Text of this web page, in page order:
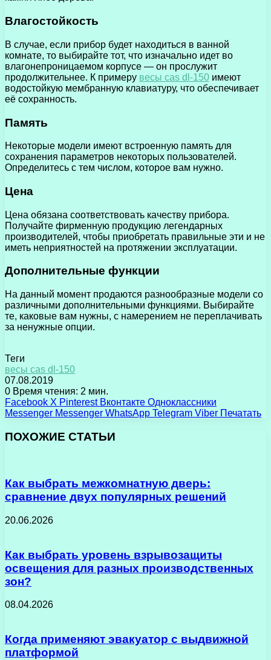
Влагостойкость
В случае, если прибор будет находиться в ванной
комнате, то выбирайте тот, что изначально идет во
влагонепроницаемом корпусе — он прослужит
продолжительнее. К примеру весы cas dl-150 имеют
водостойкую мембранную клавиатуру, что обеспечивает
её сохранность.
Память
Некоторые модели имеют встроенную память для
сохранения параметров некоторых пользователей.
Определитесь с тем числом, которое вам нужно.
Цена
Цена обязана соответствовать качеству прибора.
Получайте фирменную продукцию легендарных
производителей, чтобы приобретать правильные эти и не
иметь неприятностей на протяжении эксплуатации.
Дополнительные функции
На данный момент продаются разнообразные модели со
различными дополнительными функциями. Выбирайте
те, каковые вам нужны, с намерением не переплачивать
за ненужные опции.
Теги
весы cas dl-150
07.08.2019
0 Время чтения: 2 мин.
Facebook X Pinterest Вконтакте Одноклассники
Messenger Messenger WhatsApp Telegram Viber Печатать
ПОХОЖИЕ СТАТЬИ
Как выбрать межкомнатную дверь:
сравнение двух популярных решений
20.06.2026
Как выбрать уровень взрывозащиты
освещения для разных производственных
зон?
08.04.2026
Когда применяют эвакуатор с выдвижной
платформой